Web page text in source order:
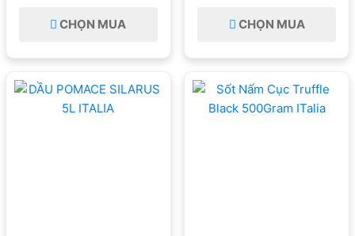
CHỌN MUA CHỌN MUA